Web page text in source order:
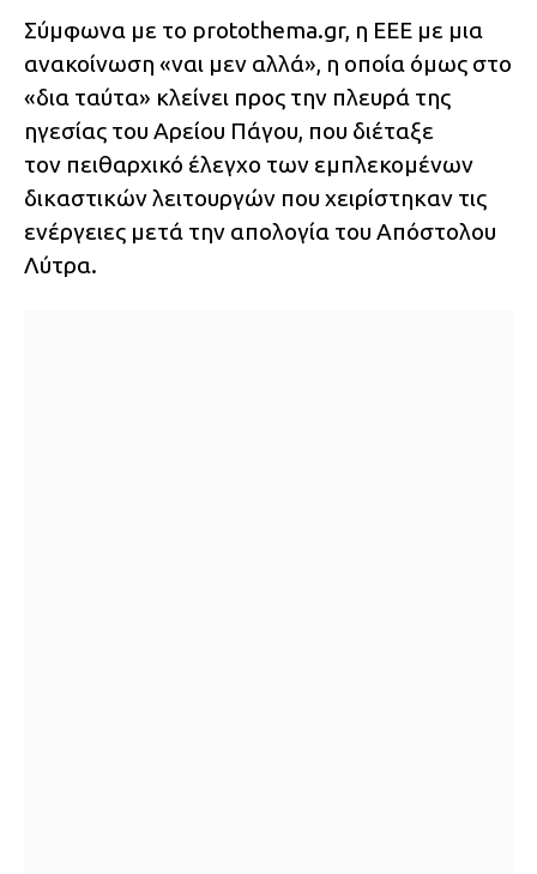
Σύμφωνα με το protothema.gr, η ΕΕΕ με μια
ανακοίνωση «ναι μεν αλλά», η οποία όμως στο
«δια ταύτα» κλείνει προς την πλευρά της
ηγεσίας του Αρείου Πάγου, που διέταξε
τον πειθαρχικό έλεγχο των εμπλεκομένων
δικαστικών λειτουργών που χειρίστηκαν τις
ενέργειες μετά την απολογία του Απόστολου
Λύτρα.